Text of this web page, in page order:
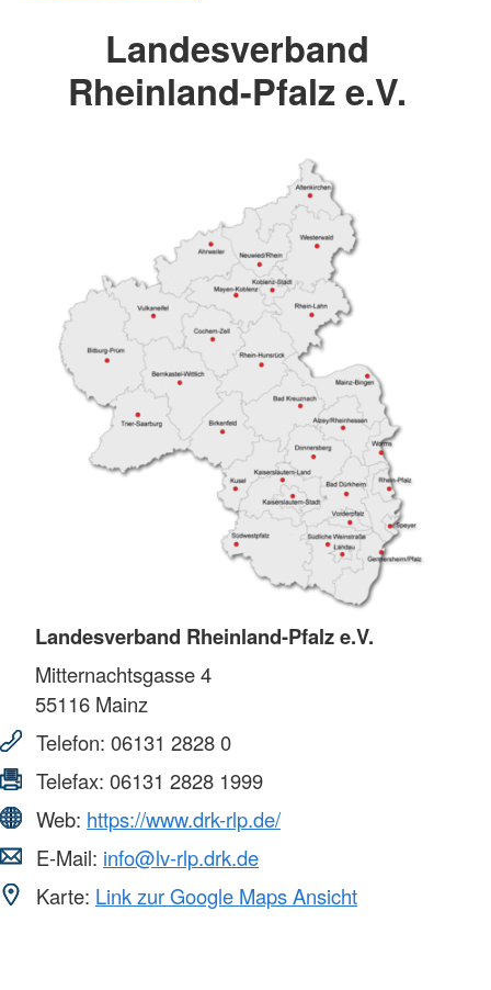
Landesverband
Rheinland-Pfalz e.V.
Landesverband Rheinland-Pfalz e.V.
Mitternachtsgasse 4
55116 Mainz
Telefon: 06131 2828 0
Telefax: 06131 2828 1999
Web: https://www.drk-rlp.de/
E-Mail: info@lv-rlp.drk.de
Karte: Link zur Google Maps Ansicht